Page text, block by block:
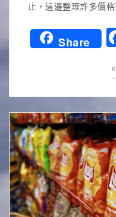
止，這邊整理許多價
Share